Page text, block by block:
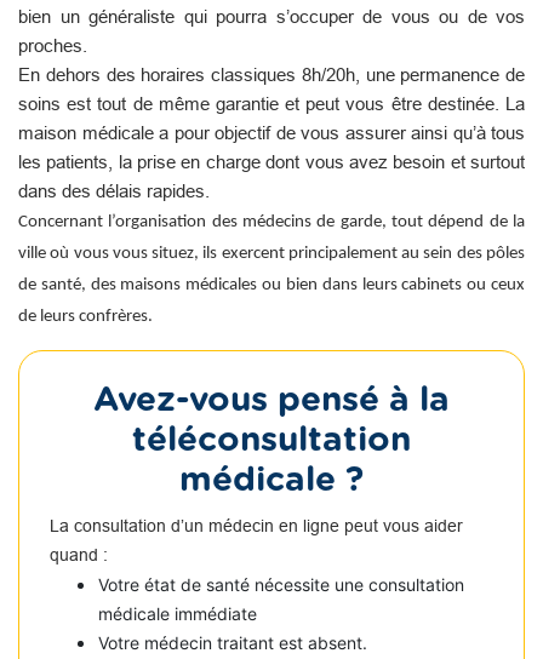
bien un généraliste qui pourra s’occuper de vous ou de vos
proches.
En dehors des horaires classiques 8h/20h, une permanence de
soins est tout de même garantie et peut vous être destinée. La
maison médicale a pour objectif de vous assurer ainsi qu’à tous
les patients, la prise en charge dont vous avez besoin et surtout
dans des délais rapides.
Concernant l’organisation des médecins de garde, tout dépend de la
ville où vous vous situez, ils exercent principalement au sein des pôles
de santé, des maisons médicales ou bien dans leurs cabinets ou ceux
de leurs confrères.
Avez-vous pensé à la
téléconsultation
médicale ?
La consultation d’un médecin en ligne peut vous aider
quand :
Votre état de santé nécessite une consultation
médicale immédiate
Votre médecin traitant est absent.